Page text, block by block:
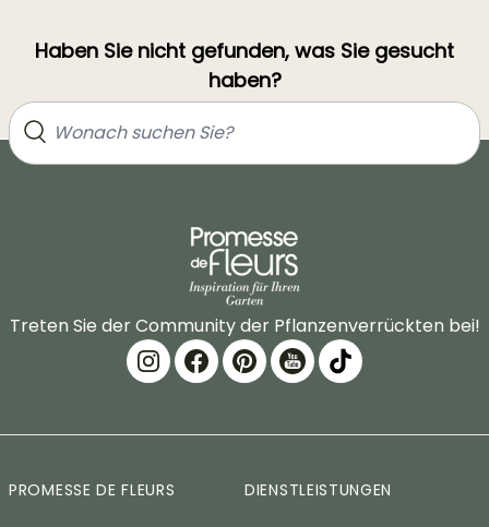
Haben Sie nicht gefunden, was Sie gesucht
haben?
Treten Sie der Community der Pflanzenverrückten bei!
PROMESSE DE FLEURS DIENSTLEISTUNGEN